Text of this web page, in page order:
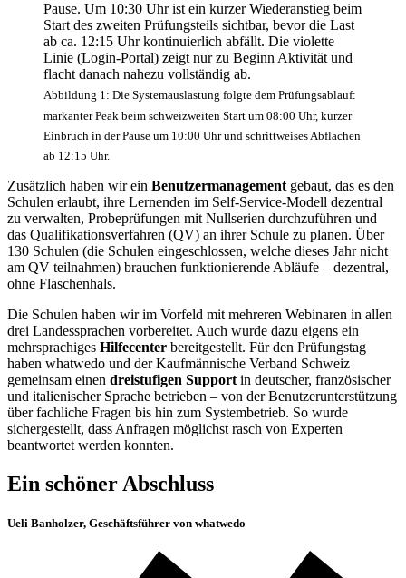
Abbildung 1: Die Systemauslastung folgte dem Prüfungsablauf:
markanter Peak beim schweizweiten Start um 08:00 Uhr, kurzer
Einbruch in der Pause um 10:00 Uhr und schrittweises Abflachen
ab 12:15 Uhr.
Zusätzlich haben wir ein Benutzermanagement gebaut, das es den
Schulen erlaubt, ihre Lernenden im Self-Service-Modell dezentral
zu verwalten, Probeprüfungen mit Nullserien durchzuführen und
das Qualifikationsverfahren (QV) an ihrer Schule zu planen. Über
130 Schulen (die Schulen eingeschlossen, welche dieses Jahr nicht
am QV teilnahmen) brauchen funktionierende Abläufe – dezentral,
ohne Flaschenhals.
Die Schulen haben wir im Vorfeld mit mehreren Webinaren in allen
drei Landessprachen vorbereitet. Auch wurde dazu eigens ein
mehrsprachiges Hilfecenter bereitgestellt. Für den Prüfungstag
haben whatwedo und der Kaufmännische Verband Schweiz
gemeinsam einen dreistufigen Support in deutscher, französischer
und italienischer Sprache betrieben – von der Benutzerunterstützung
über fachliche Fragen bis hin zum Systembetrieb. So wurde
sichergestellt, dass Anfragen möglichst rasch von Experten
beantwortet werden konnten.
Ein schöner Abschluss
Ueli Banholzer, Geschäftsführer von whatwedo